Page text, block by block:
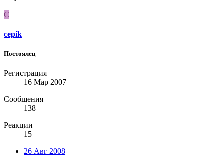
C
cepik
Постоялец
Регистрация
16 Мар 2007
Сообщения
138
Реакции
15
26 Авг 2008